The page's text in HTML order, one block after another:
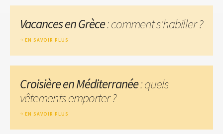
Vacances en Grèce: comment s'habiller ?
EN SAVOIR PLUS
Croisière en Méditerranée: quels
vêtements emporter ?
EN SAVOIR PLUS